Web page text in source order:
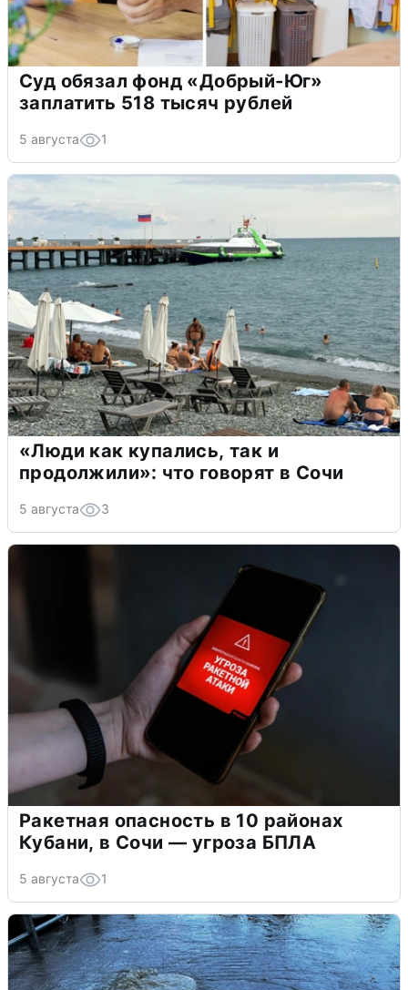
Суд обязал фонд «Добрый-Юг»
заплатить 518 тысяч рублей
5 августа 1
«Люди как купались, так и
продолжили»: что говорят в Сочи
5 августа 3
Ракетная опасность в 10 районах
Кубани, в Сочи — угроза БПЛА
5 августа 1